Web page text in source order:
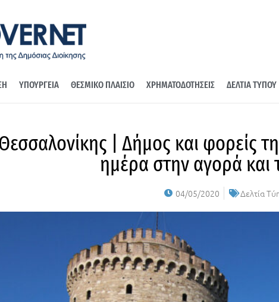
ΥΠΟΥΡΓΕΙΑ ΘΕΣΜΙΚΟ ΠΛΑΙΣΙΟ ΧΡΗΜΑΤΟΔΟΤΗΣΕΙΣ ΔΕΛΤΙΑ ΤΥΠΟΥ
| Δήμος και φορείς
ημέρα στην αγορά και
04/05/2020 Δελτία